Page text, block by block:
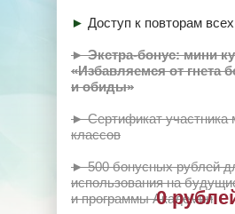
► Доступ к повторам
► Экстра-бонус: мини
«Избавляемся от гнета
и обиды»
► Сертификат участника
классов
► 500 бонусных рублей
использования на
и программы Академии
0